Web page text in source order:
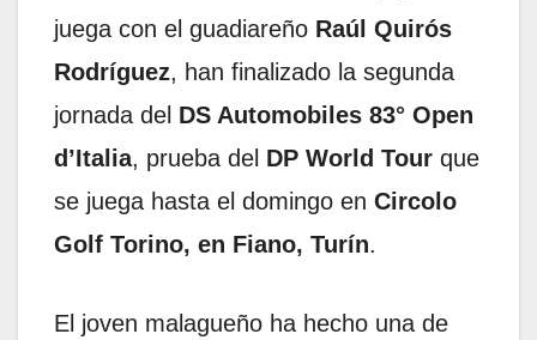
juega con el guadiareño Raúl Quirós
Rodríguez, han finalizado la segunda
jornada del DS Automobiles 83° Open
d’Italia, prueba del DP World Tour que
se juega hasta el domingo en Circolo
Golf Torino, en Fiano, Turín.
El joven malagueño ha hecho una de